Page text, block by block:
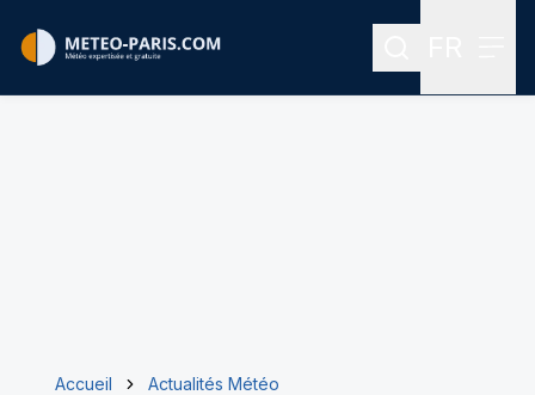
Rechercher
Accueil
Actualités Météo